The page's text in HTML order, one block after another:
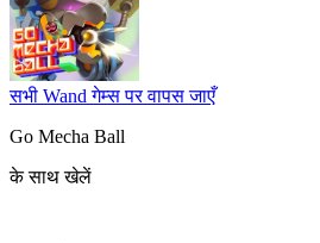
सभी Wand गेम्स पर वापस जाएँ
Go Mecha Ball
के साथ खेलें